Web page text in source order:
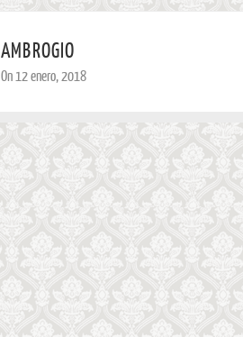
AMBROGIO
On 12 enero, 2018